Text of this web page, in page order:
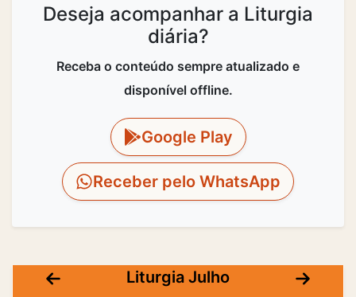
Deseja acompanhar a Liturgia
diária?
Receba o conteúdo sempre atualizado e
disponível offline.
Google Play
Receber pelo WhatsApp
Liturgia Julho